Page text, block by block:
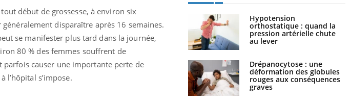
début de grossesse, à environ six
disparaître après 16 semaines.
se manifester plus tard dans la journée,
80 % des femmes souffrent de
parfois causer une importante perte de
l’hôpital s’impose.
Hypotension
orthostatique : quand la
pression artérielle chute
au lever
Drépanocytose : une
déformation des globules
rouges aux conséquences
graves